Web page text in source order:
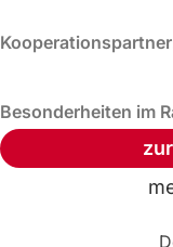
Besonderheiten im